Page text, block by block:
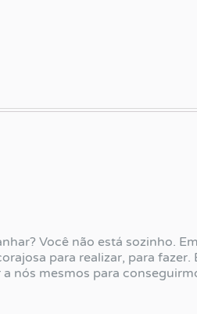
Você não está sozinho.
para realizar, para fazer.
nós mesmos para